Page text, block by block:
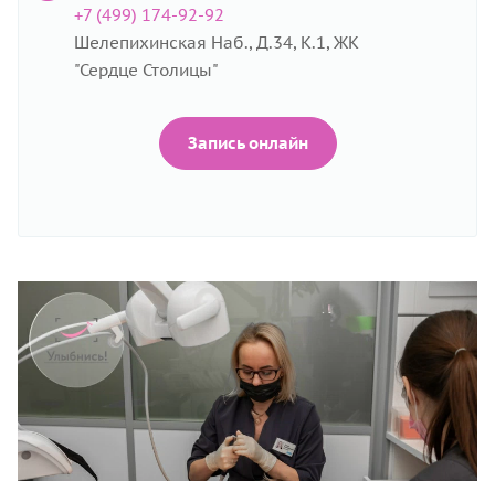
+7 (499) 174-92-92
Шелепихинская Наб., Д.34, К.1, ЖК
"Сердце Столицы"
Запись онлайн